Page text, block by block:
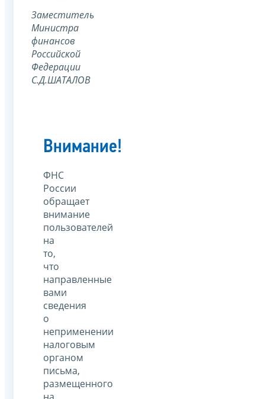
Заместитель
Министра
финансов
Российской
Федерации
С.Д.ШАТАЛОВ
Внимание!
ФНС
России
обращает
внимание
пользователей
на
то,
что
направленные
вами
сведения
о
неприменении
налоговым
органом
письма,
размещенного